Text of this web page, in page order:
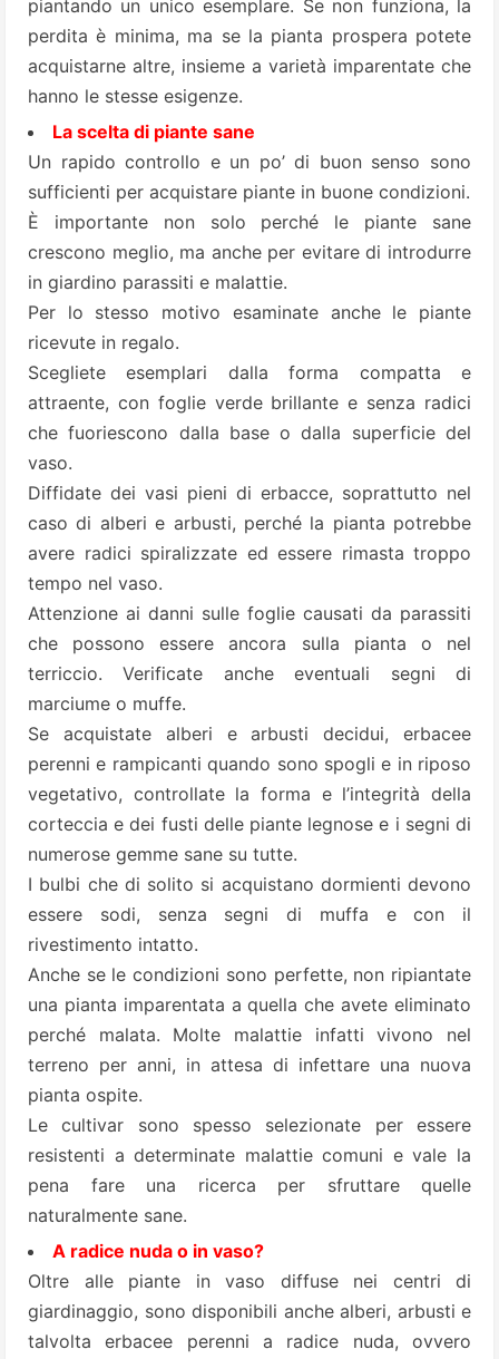
piantando un unico esemplare. Se non funziona, la
perdita è minima, ma se la pianta prospera potete
acquistarne altre, insieme a varietà imparentate che
hanno le stesse esigenze.
La scelta di piante sane
Un rapido controllo e un po’ di buon senso sono
sufficienti per acquistare piante in buone condizioni.
È importante non solo perché le piante sane
crescono meglio, ma anche per evitare di introdurre
in giardino parassiti e malattie.
Per lo stesso motivo esaminate anche le piante
ricevute in regalo.
Scegliete esemplari dalla forma compatta e
attraente, con foglie verde brillante e senza radici
che fuoriescono dalla base o dalla superficie del
vaso.
Diffidate dei vasi pieni di erbacce, soprattutto nel
caso di alberi e arbusti, perché la pianta potrebbe
avere radici spiralizzate ed essere rimasta troppo
tempo nel vaso.
Attenzione ai danni sulle foglie causati da parassiti
che possono essere ancora sulla pianta o nel
terriccio. Verificate anche eventuali segni di
marciume o muffe.
Se acquistate alberi e arbusti decidui, erbacee
perenni e rampicanti quando sono spogli e in riposo
vegetativo, controllate la forma e l’integrità della
corteccia e dei fusti delle piante legnose e i segni di
numerose gemme sane su tutte.
I bulbi che di solito si acquistano dormienti devono
essere sodi, senza segni di muffa e con il
rivestimento intatto.
Anche se le condizioni sono perfette, non ripiantate
una pianta imparentata a quella che avete eliminato
perché malata. Molte malattie infatti vivono nel
terreno per anni, in attesa di infettare una nuova
pianta ospite.
Le cultivar sono spesso selezionate per essere
resistenti a determinate malattie comuni e vale la
pena fare una ricerca per sfruttare quelle
naturalmente sane.
A radice nuda o in vaso?
Oltre alle piante in vaso diffuse nei centri di
giardinaggio, sono disponibili anche alberi, arbusti e
talvolta erbacee perenni a radice nuda, ovvero